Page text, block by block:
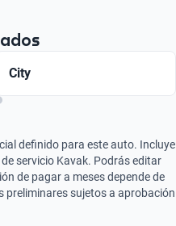
City
definido para este auto. Incluye
servicio Kavak. Podrás editar
de pagar a meses depende de
sujetos a aprobación